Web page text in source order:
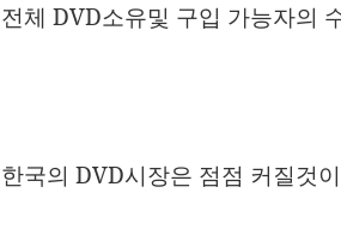
전체 DVD소유및 구입 가능자의
한국의 DVD시장은 점점 커질것